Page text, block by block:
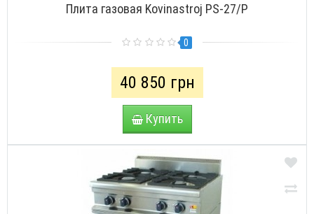
Плита газовая Kovinastroj PS-27/P
0
40 850 грн
Купить